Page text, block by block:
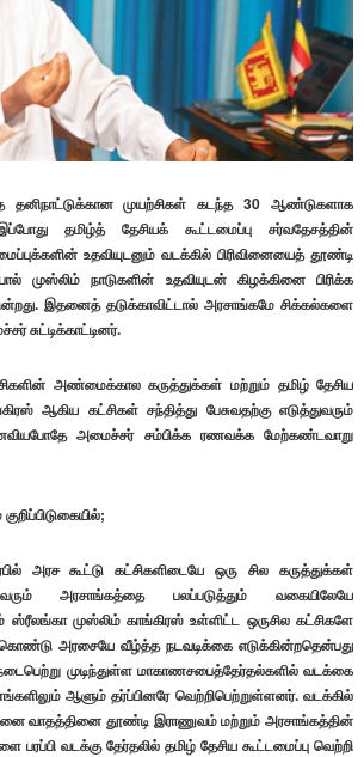
தனிநாட்டுக்கான முயற்சிகள் கடந்த 30 ஆண்டுகளாக
தமிழ்த் தேசியக் கூட்டமைப்பு சர்வதேசத்தின்
உதவியுடனும் வடக்கில் பிரிவினையைத் தூண்டி
முஸ்லிம் நாடுகளின் உதவியுடன் கிழக்கினை பிரிக்க
இதனைத் தடுக்காவிட்டால் அரசாங்கமே சிக்கல்களை
சுட்டிக்காட்டினர்.
அண்மைக்கால கருத்துக்கள் மற்றும் தமிழ் தேசிய
ஆகிய கட்சிகள் சந்தித்து பேசுவதற்கு எடுத்துவரும்
அமைச்சர் சம்பிக்க ரணவக்க மேற்கண்டவாறு
அரச கூட்டு கட்சிகளிடையே ஒரு சில கருத்துக்கள்
அரசாங்கத்தை பலப்படுத்தும் வகையிலேயே
ஸ்ரீலங்கா முஸ்லிம் காங்கிரஸ் உள்ளிட்ட ஒருசில கட்சிகளே
கொண்டு அரசையே வீழ்த்த நடவடிக்கை எடுக்கின்றதென்பது
முடிந்துள்ள மாகாணசபைத்தேர்தல்களில் வடக்கை
ஆளும் தர்ப்பினரே வெற்றிபெற்றுள்ளனர். வடக்கில்
வாதத்தினை தூண்டி இராணுவம் மற்றும் அரசாங்கத்தின்
வடக்கு தேர்தலில் தமிழ் தேசிய கூட்டமைப்பு வெற்றி